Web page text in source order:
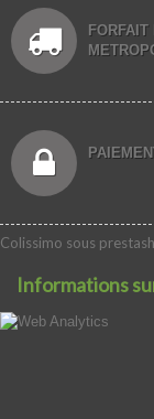
Colissimo sous
Informations